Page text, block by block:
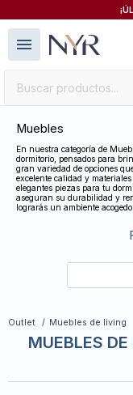
menu
Muebles
En nuestra categoría de
dormitorio, pensados para
gran variedad de opciones
excelente calidad y
elegantes piezas para tu
aseguran su durabilidad y
lograrás un ambiente
Outlet Muebles de living
MUEBLES
close